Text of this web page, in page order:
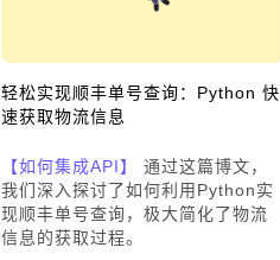
轻松实现顺丰单号查询：Python 快
速获取物流信息
【如何集成API】
通过这篇博文，
我们深入探讨了如何利用Python实
现顺丰单号查询，极大简化了物流
信息的获取过程。